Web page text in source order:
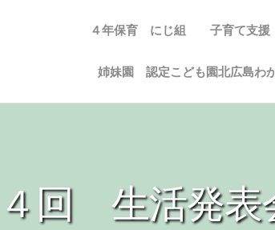
子育て支
４年保育 にじ組
姉妹園 認定こども園北広島わ
回 生活発表